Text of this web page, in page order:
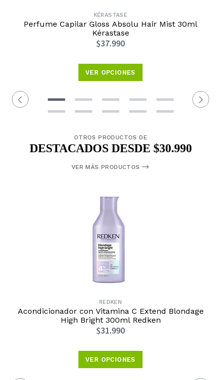
KÉRASTASE
Perfume Capilar Gloss Absolu Hair Mist 30ml
Kérastase
$37.990
VER OPCIONES
OTROS PRODUCTOS DE
DESTACADOS DESDE $30.990
VER MÁS PRODUCTOS
REDKEN
Acondicionador con Vitamina C Extend Blondage
High Bright 300ml Redken
$31.990
VER OPCIONES